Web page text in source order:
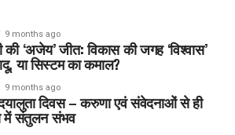
9 months ago
की ‘अजेय’ जीत: विकास की जगह ‘विश्वास’
या सिस्टम का कमाल?
9 months ago
दिवस – करुणा एवं संवेदनाओं से ही
में संतुलन संभव